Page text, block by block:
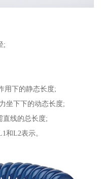
;
用下的静态长度;
坐下下的动态长度;
直线的总长度;
和L2表示。